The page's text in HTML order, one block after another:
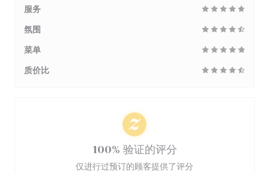
服务
氛围
菜单
质价比
100% 验证的评分
仅进行过预订的顾客提供了评分